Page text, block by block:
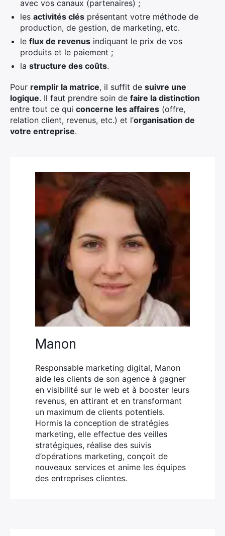
avec vos canaux (partenaires) ;
les activités clés présentant votre méthode de
production, de gestion, de marketing, etc.
le flux de revenus indiquant le prix de vos
produits et le paiement ;
la structure des coûts.
Pour remplir la matrice, il suffit de suivre une
logique. Il faut prendre soin de faire la distinction
entre tout ce qui concerne les affaires (offre,
relation client, revenus, etc.) et l’organisation de
votre entreprise.
Manon
Responsable marketing digital, Manon
aide les clients de son agence à gagner
en visibilité sur le web et à booster leurs
revenus, en attirant et en transformant
un maximum de clients potentiels.
Hormis la conception de stratégies
marketing, elle effectue des veilles
stratégiques, réalise des suivis
d’opérations marketing, conçoit de
nouveaux services et anime les équipes
des entreprises clientes.